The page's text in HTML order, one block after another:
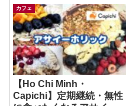
カフェ
【Ho Chi Minh・
Capichi】定期継続・無性